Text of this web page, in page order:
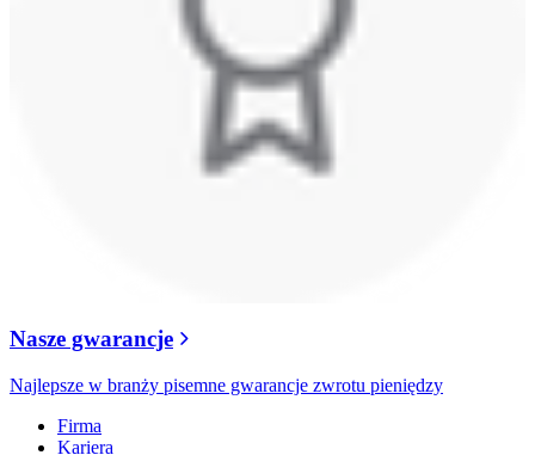
Nasze gwarancje
Najlepsze w branży pisemne gwarancje zwrotu pieniędzy
Firma
Kariera